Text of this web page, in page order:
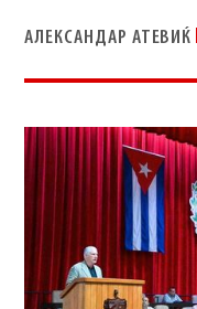
АЛЕКСАНДАР АТЕВИЌ